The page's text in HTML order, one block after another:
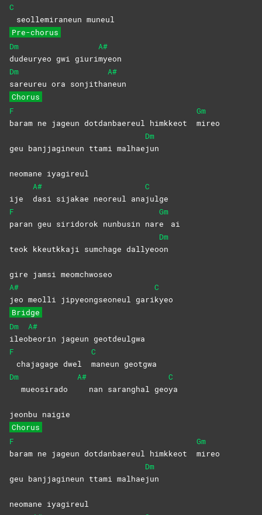
C
seollemiraneun muneul
Pre-chorus
Dm
dudeuryeo gwi giuri
A#
myeon
Dm
sareureu ora sonjitha
A#
neun
Chorus
F
baram ne jageun dotdanbaereul himkkeot
Gm
mireo
geu banjjagineun ttami malhae
Dm
jun
neomane iyagireul
ije
A#
dasi sijakae neoreul ana
C
julge
F
paran geu siridorok nunbusin nar
Gm
e
ai
teok kkeutkkaji sumchage dallyeo
Dm
on
gire jamsi meomchwoseo
A#
jeo meolli jipyeongseoneul gari
C
kyeo
Bridge
Dm
ileo
A#
beorin jageun geotdeulgwa
F
chajagage dwel
C
maneun geotgwa
Dm
mueosirado
A#
nan saranghal geo
C
ya
jeonbu naigie
Chorus
F
baram ne jageun dotdanbaereul himkkeot
Gm
mireo
geu banjjagineun ttami malhae
Dm
jun
neomane iyagireul